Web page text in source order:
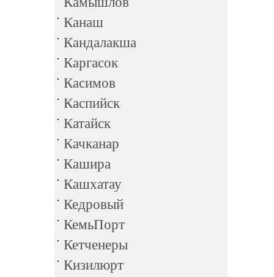
Канаш
Кандалакша
Каргасок
Касимов
Каспийск
Катайск
Качканар
Кашира
Кашхатау
Кедровый
КемьПорт
Кетченеры
Кизилюрт